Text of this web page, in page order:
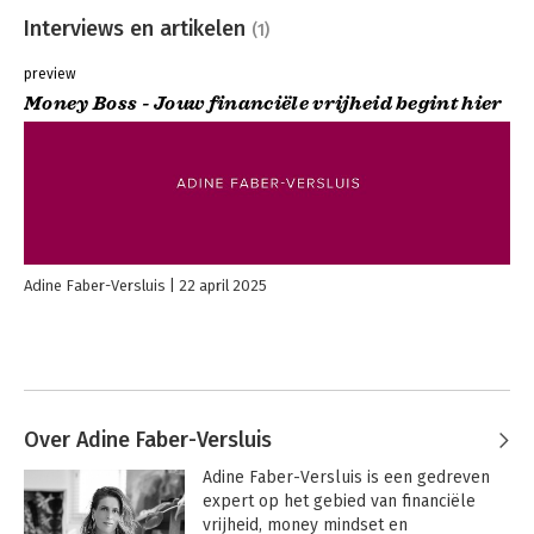
Interviews en artikelen (1)
preview
Money Boss - Jouw financiële vrijheid begint hier
Adine Faber-Versluis 22 april 2025
Over Adine Faber-Versluis
Adine Faber-Versluis is een gedreven
expert op het gebied van financiële
vrijheid, money mindset en